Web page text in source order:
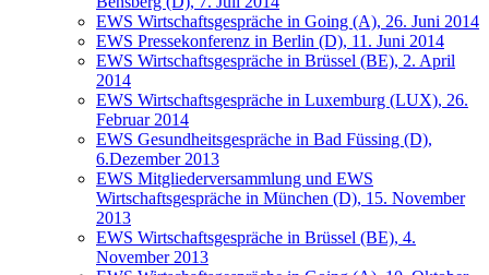
EWS Wirtschaftsgespräche in Going (A), 26. Juni 2014
EWS Pressekonferenz in Berlin (D), 11. Juni 2014
EWS Wirtschaftsgespräche in Brüssel (BE), 2. April
2014
EWS Wirtschaftsgespräche in Luxemburg (LUX), 26.
Februar 2014
EWS Gesundheitsgespräche in Bad Füssing (D),
6.Dezember 2013
EWS Mitgliederversammlung und EWS
Wirtschaftsgespräche in München (D), 15. November
2013
EWS Wirtschaftsgespräche in Brüssel (BE), 4.
November 2013